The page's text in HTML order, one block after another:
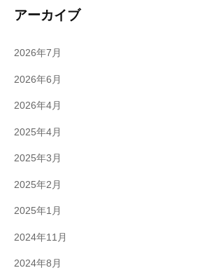
アーカイブ
2026年7月
2026年6月
2026年4月
2025年4月
2025年3月
2025年2月
2025年1月
2024年11月
2024年8月